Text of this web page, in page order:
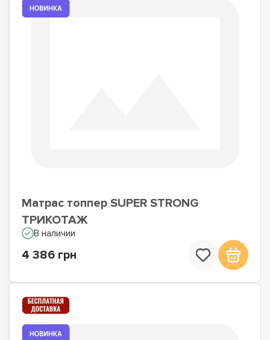
Матрас топпер SUPER STRONG
ТРИКОТАЖ
В наличии
4 386 грн